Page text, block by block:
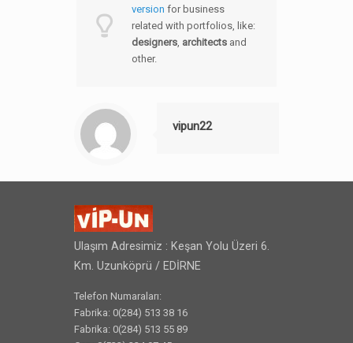
version for business
related with portfolios, like:
designers, architects and
other.
vipun22
Ulaşım Adresimiz : Keşan Yolu Üzeri 6.
Km. Uzunköprü / EDİRNE
Telefon Numaraları:
Fabrika: 0(284) 513 38 16
Fabrika: 0(284) 513 55 89